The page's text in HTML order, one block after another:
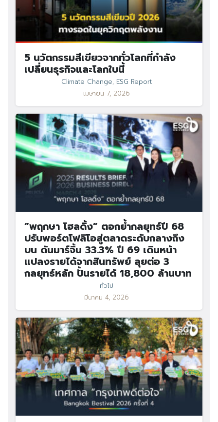
5 นวัตกรรมสีเขียวจากทั่วโลกที่กำลัง
เปลี่ยนธุรกิจและโลกใบนี้
Climate Change, ESG Report
เมษายน 7, 2026
“พฤกษา โฮลดิ้ง” ตอกย้ำกลยุทธ์ปี 68
ปรับพอร์ตโฟลิโอสู่ตลาดระดับกลางถึง
บน ดันมาร์จิ้น 33.3% ปี 69 เดินหน้า
แปลงรายได้จากสินทรัพย์ ลุยต่อ 3
กลยุทธ์หลัก ปั้นรายได้ 18,800 ล้านบาท
ทั่วไป
มีนาคม 4, 2026